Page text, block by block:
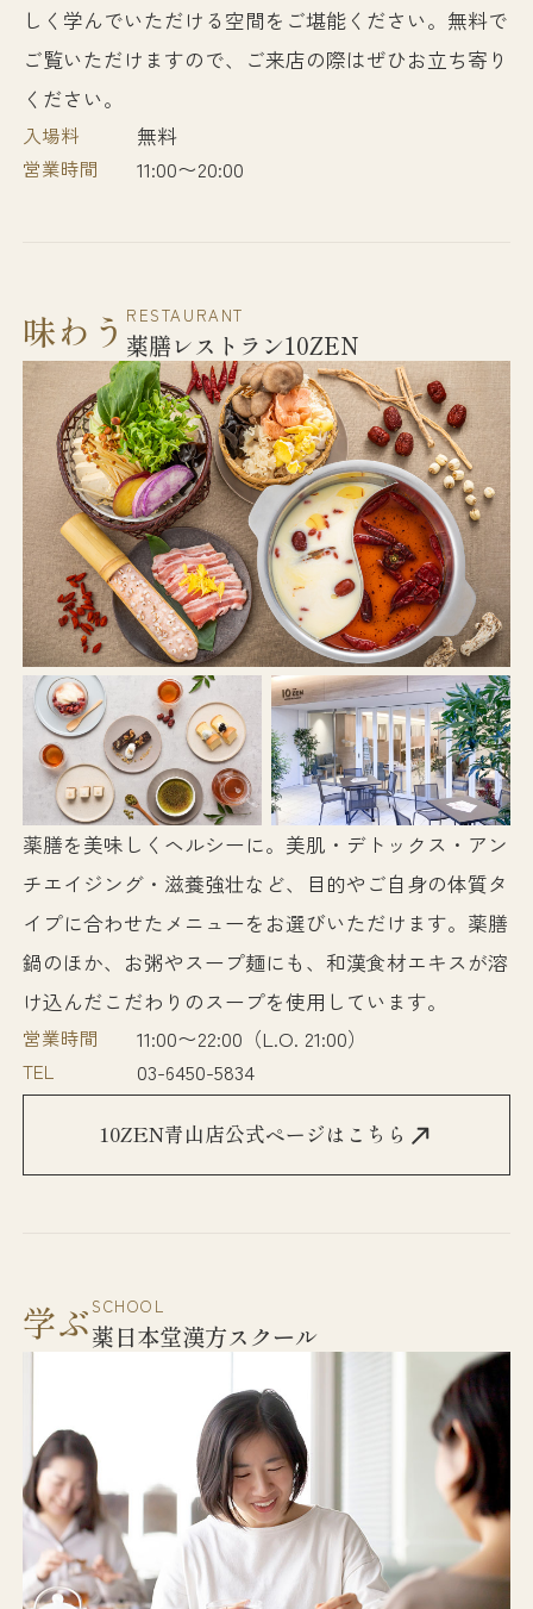
しく学んでいただける空間をご堪能ください。無料で
ご覧いただけますので、ご来店の際はぜひお立ち寄り
ください。
入場料 無料
営業時間 11:00〜20:00
味わう RESTAURANT
薬膳レストラン10ZEN
薬膳を美味しくヘルシーに。美肌・デトックス・アン
チエイジング・滋養強壮など、目的やご自身の体質タ
イプに合わせたメニューをお選びいただけます。薬膳
鍋のほか、お粥やスープ麺にも、和漢食材エキスが溶
け込んだこだわりのスープを使用しています。
営業時間 11:00〜22:00（L.O. 21:00）
TEL 03-6450-5834
10ZEN青山店公式ページはこちら
学ぶ SCHOOL
薬日本堂漢方スクール